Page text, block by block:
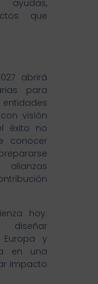
que
abrirá
para
visión
éxito no
conocer
alianzas
hoy:
diseñar
y
en una
impacto